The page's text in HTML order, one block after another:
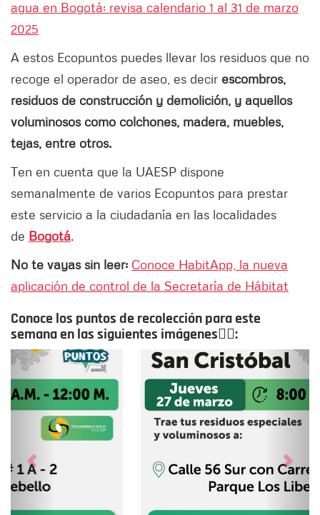
agua en Bogotá: revisa calendario 1 al 31 de marzo
2025
A estos Ecopuntos puedes llevar los residuos que no
recoge el operador de aseo, es decir escombros,
residuos de construcción y demolición, y aquellos
voluminosos como colchones, madera, muebles,
tejas, entre otros.
Ten en cuenta que la UAESP dispone
semanalmente de varios Ecopuntos para prestar
este servicio a la ciudadanía en las localidades
de Bogotá.
No te vayas sin leer: Conoce HabitApp, la nueva
aplicación de control de la Secretaría de Hábitat
Conoce los puntos de recolección para este
semana en las siguientes imágenes👇🏻:
Siguiente